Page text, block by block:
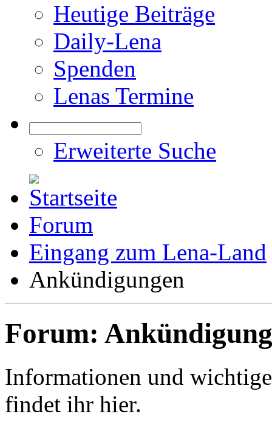
Heutige Beiträge
Daily-Lena
Spenden
Lenas Termine
Erweiterte Suche
Forum
Eingang zum Lena-Land
Ankündigungen
Forum:
Informationen und
findet ihr hier.